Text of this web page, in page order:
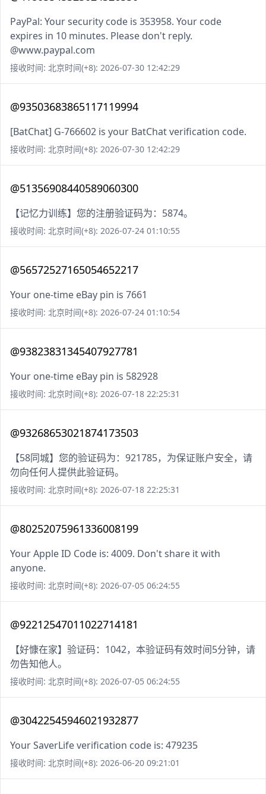
PayPal: Your security code is 353958. Your code
expires in 10 minutes. Please don't reply.
@www.paypal.com
接收时间: 北京时间(+8): 2026-07-30 12:42:29
@93503683865117119994
[BatChat] G-766602 is your BatChat verification code.
接收时间: 北京时间(+8): 2026-07-30 12:42:29
@51356908440589060300
【记忆力训练】您的注册验证码为：5874。
接收时间: 北京时间(+8): 2026-07-24 01:10:55
@56572527165054652217
Your one-time eBay pin is 7661
接收时间: 北京时间(+8): 2026-07-24 01:10:54
@93823831345407927781
Your one-time eBay pin is 582928
接收时间: 北京时间(+8): 2026-07-18 22:25:31
@93268653021874173503
【58同城】您的验证码为：921785，为保证账户安全，请
勿向任何人提供此验证码。
接收时间: 北京时间(+8): 2026-07-18 22:25:31
@80252075961336008199
Your Apple ID Code is: 4009. Don't share it with
anyone.
接收时间: 北京时间(+8): 2026-07-05 06:24:55
@92212547011022714181
【好慷在家】验证码：1042，本验证码有效时间5分钟，请
勿告知他人。
接收时间: 北京时间(+8): 2026-07-05 06:24:55
@30422545946021932877
Your SaverLife verification code is: 479235
接收时间: 北京时间(+8): 2026-06-20 09:21:01